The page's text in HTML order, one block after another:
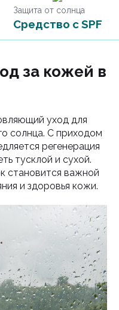
Защита от солнца
Средство с SPF
за кожей в
уход для
солнца. С приходом
регенерация
тусклой и сухой.
становится важной
и здоровья кожи.